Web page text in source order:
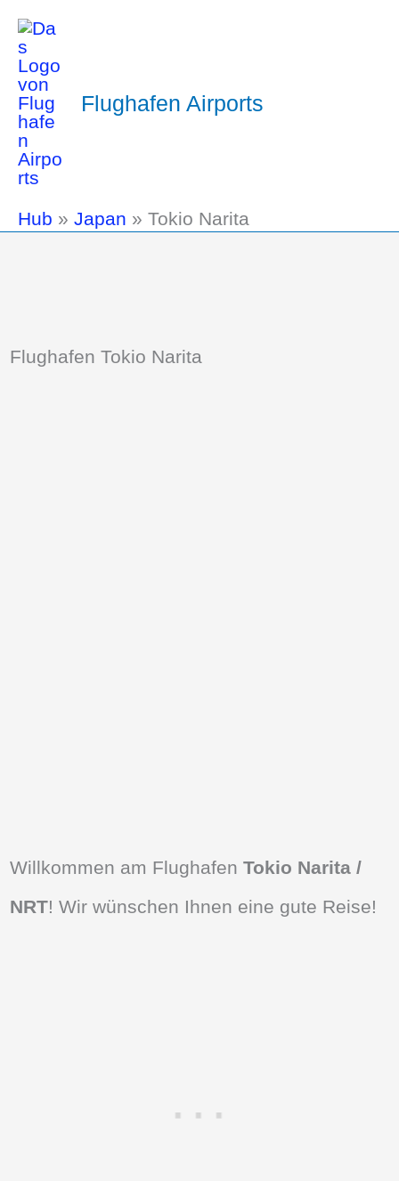
Flughafen Airports
Hub » Japan » Tokio Narita
Flughafen Tokio Narita
Willkommen am FlughafenTokio Narita /
NRT! Wir wünschen Ihnen eine gute Reise!